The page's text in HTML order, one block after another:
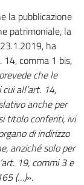
la pubblicazione
patrimoniale, la
ha
comma 1 bis,
che le
all’art. 14,
anche per
titolo conferiti, ivi
di indirizzo
anziché solo per
19, commi 3 e
(…)».